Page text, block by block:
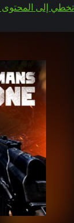
تخطي إلى المحتوى